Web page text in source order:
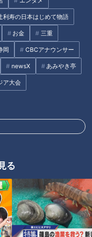
利寿の日本はじめて物語
お金 三重
岡 CBCアナウンサー
newsX あみやき亭
ア大会
る
一周】軽トラ女子三田が
ら下道で一周！グルメ＆
ドライブ⑨
はじめて物語